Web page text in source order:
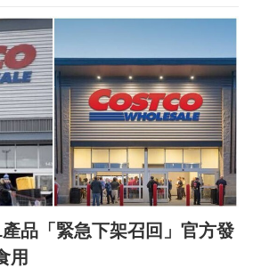
品「緊急下架召回」官方發
用